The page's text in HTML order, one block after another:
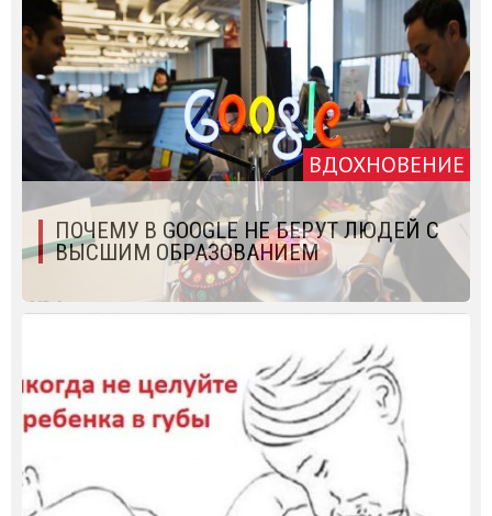
ВДОХНОВЕНИЕ
ПОЧЕМУ В GOOGLE НЕ БЕРУТ ЛЮДЕЙ С
ВЫСШИМ ОБРАЗОВАНИЕМ